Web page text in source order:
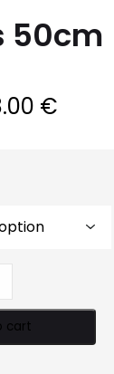
50cm
€
cart